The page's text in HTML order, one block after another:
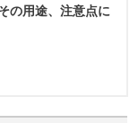
の用途、注意点に